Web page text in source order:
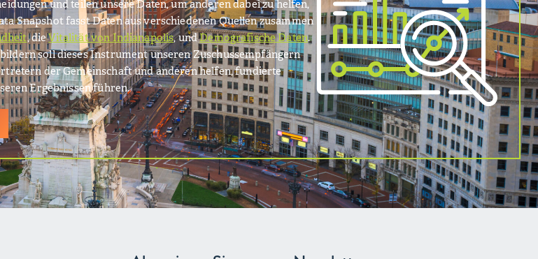
und teilen unsere Daten, um anderen dabei zu helfen,
Snapshot fasst Daten aus verschiedenen Quellen zusammen
, dieVitalität von Indianapolis, undDemografische Daten.
soll dieses Instrument unseren Zuschussempfängern
der Gemeinschaft und anderen helfen, fundierte
Ergebnissen führen.